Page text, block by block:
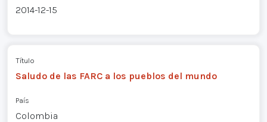
2014-12-15
Título
Saludo de las FARC a los pueblos del mundo
País
Colombia